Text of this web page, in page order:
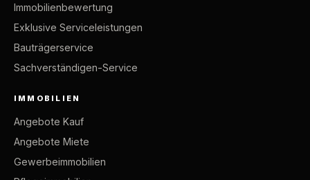
Immobilienbewertung
Exklusive Serviceleistungen
Bauträgerservice
Sachverständigen-Service
IMMOBILIEN
Angebote Kauf
Angebote Miete
Gewerbeimmobilien